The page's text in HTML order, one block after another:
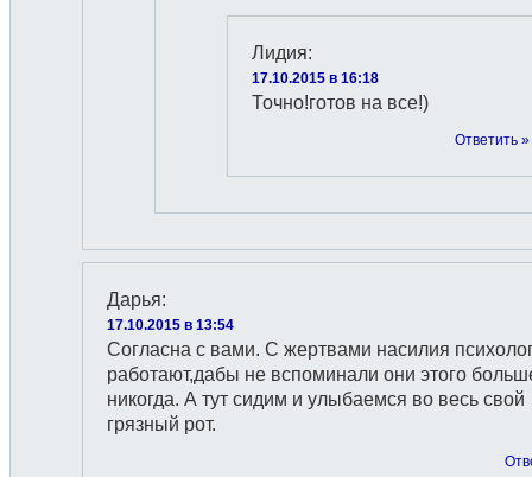
Лидия:
17.10.2015 в 16:18
Точно!готов на все!)
Ответить »
Дарья:
17.10.2015 в 13:54
Согласна с вами. С жертвами насилия
работают,дабы не вспоминали они этого
никогда. А тут сидим и улыбаемся во весь свой
грязный рот.